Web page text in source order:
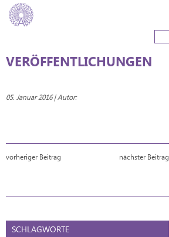
VERÖFFENTLICHUNGEN
05. Januar 2016 | Autor:
vorheriger Beitrag nächster Beitrag
SCHLAGWORTE